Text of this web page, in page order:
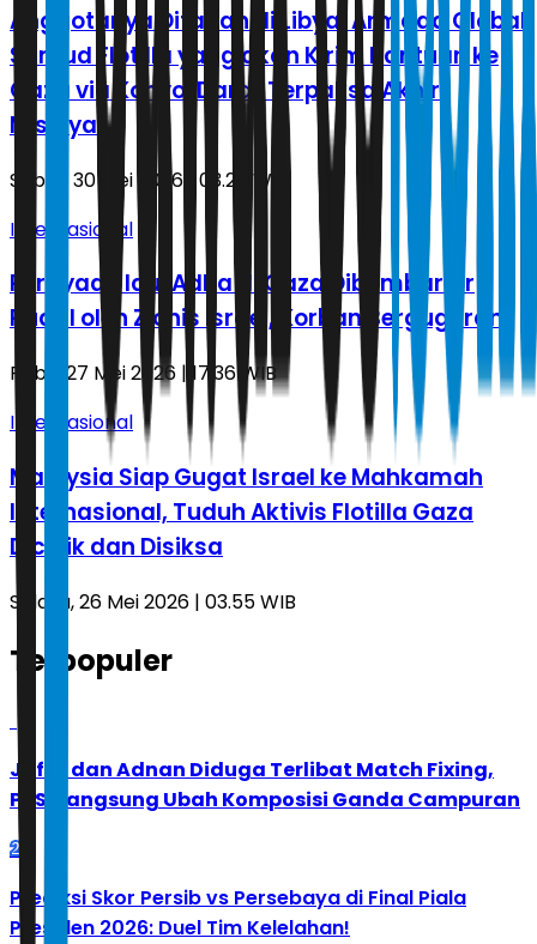
Anggotanya Ditahan di Libya, Armada Global
Sumud Flotilla yang akan Kirim Bantuan ke
Gaza via Konvoi Darat Terpaksa Akhiri
Misinya
Sabtu, 30 Mei 2026 | 03.28 WIB
Internasional
Perayaan Idul Adha di Gaza Dibombardir
Rudal oleh Zionis Israel, Korban Berguguran
Rabu, 27 Mei 2026 | 17.36 WIB
Internasional
Malaysia Siap Gugat Israel ke Mahkamah
Internasional, Tuduh Aktivis Flotilla Gaza
Diculik dan Disiksa
Selasa, 26 Mei 2026 | 03.55 WIB
Terpopuler
Jafar dan Adnan Diduga Terlibat Match Fixing,
PBSI Langsung Ubah Komposisi Ganda Campuran
2
Prediksi Skor Persib vs Persebaya di Final Piala
Presiden 2026: Duel Tim Kelelahan!